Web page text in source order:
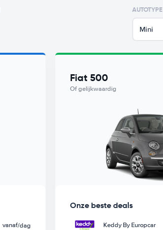
AUTOTYPE
Mini
vanaf/dag
Fiat 500
Of gelijkwaardig
Onze beste deals
Keddy By Europcar